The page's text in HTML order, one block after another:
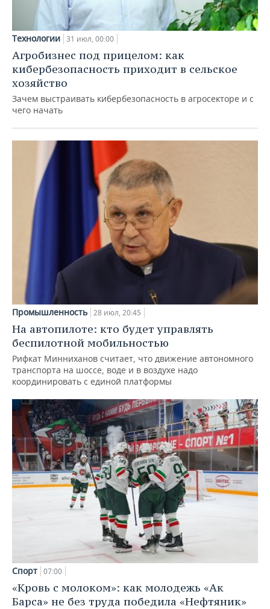
Технологии 31 июл, 00:00
Агробизнес под прицелом: как
кибербезопасность приходит в сельское
хозяйство
Зачем выстраивать кибербезопасность в агросекторе и с
чего начать
Промышленность 28 июл, 20:45
На автопилоте: кто будет управлять
беспилотной мобильностью
Рифкат Минниханов считает, что движение автономного
транспорта на шоссе, воде и в воздухе надо
координировать с единой платформы
Спорт 07:00
«Кровь с молоком»: как молодежь «Ак
Барса» не без труда победила «Нефтяник»